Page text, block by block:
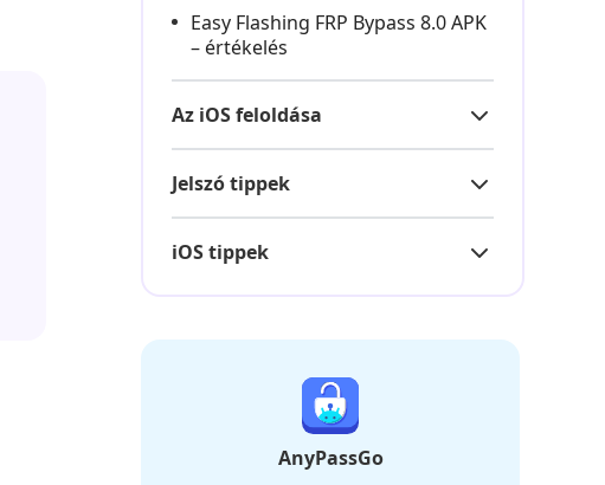
Easy Flashing FRP Bypass 8.0 APK
– értékelés
Az iOS feloldása
Jelszó tippek
iOS tippek
AnyPassGo